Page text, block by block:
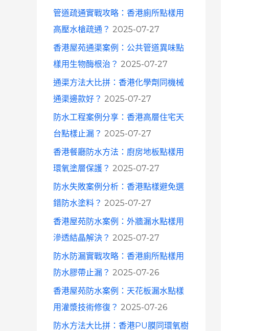
管道疏通實戰攻略：香港廁所點樣用
高壓水槍疏通？ 2025-07-27
香港屋苑通渠案例：公共管道異味點
樣用生物酶根治？ 2025-07-27
通渠方法大比拼：香港化學劑同機械
通渠邊款好？ 2025-07-27
防水工程案例分享：香港高層住宅天
台點樣止漏？ 2025-07-27
香港餐廳防水方法：廚房地板點樣用
環氧塗層保護？ 2025-07-27
防水失敗案例分析：香港點樣避免選
錯防水塗料？ 2025-07-27
香港屋苑防水案例：外牆漏水點樣用
滲透結晶解決？ 2025-07-27
防水防漏實戰攻略：香港廁所點樣用
防水膠帶止漏？ 2025-07-26
香港屋苑防水案例：天花板漏水點樣
用灌漿技術修復？ 2025-07-26
防水方法大比拼：香港PU膜同環氧樹